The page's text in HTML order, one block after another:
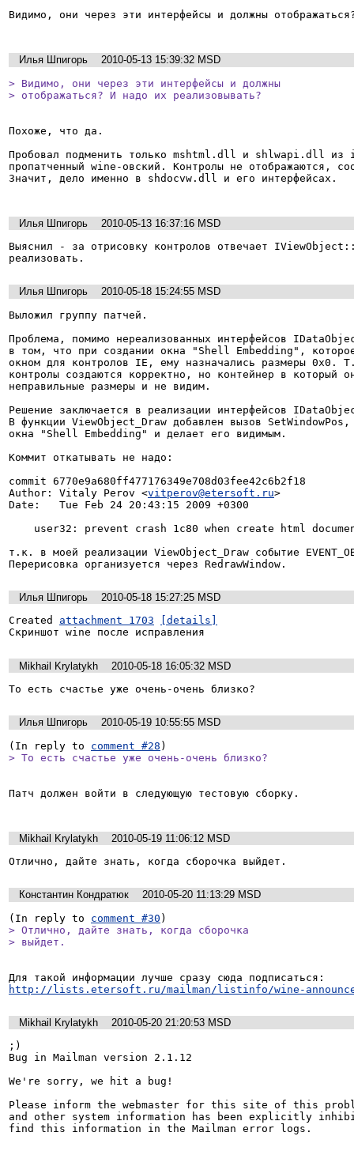
Видимо, они через эти интерфейсы и должны
Илья Шпигорь
2010-05-13 15:39:32 MSD
> Видимо, они через эти интерфейсы и должны
> отображаться? И надо их реализовывать?
Похоже, что да.
Пробовал подменить только mshtml.dll и shlwapi.dll из
пропатченный wine-овский. Контролы не отображаются,
Значит, дело именно в shdocvw.dll и его интерфейсах.
Илья Шпигорь
2010-05-13 16:37:16 MSD
Выяснил - за отрисовку контролов отвечает
реализовать.
Илья Шпигорь
2010-05-18 15:24:55 MSD
Выложил группу патчей.
Проблема, помимо нереализованных интерфейсов
в том, что при создании окна "Shell Embedding", которое
окном для контролов IE, ему назначались размеры 0x0.
контролы создаются корректно, но контейнер в который
неправильные размеры и не видим.
Решение заключается в реализации интерфейсов
В функции ViewObject_Draw добавлен вызов
окна "Shell Embedding" и делает его видимым.
Коммит откатывать не надо:
commit 6770e9a680ff477176349e708d03fee42c6b2f18
Author: Vitaly Perov <vitperov@etersoft.ru>
Date:   Tue Feb 24 20:43:15 2009 +0300
т.к. в моей реализации ViewObject_Draw событие
Перерисовка организуется через RedrawWindow.
Илья Шпигорь
2010-05-18 15:27:25 MSD
Created attachment 1703
[details]
Скриншот wine после исправления
Mikhail Krylatykh
2010-05-18 16:05:32 MSD
То есть счастье уже очень-очень близко?
Илья Шпигорь
2010-05-19 10:55:55 MSD
(In reply to comment #28
> То есть счастье уже очень-очень близко?
Патч должен войти в следующую тестовую сборку.
Mikhail Krylatykh
2010-05-19 11:06:12 MSD
Отлично, дайте знать, когда сборочка выйдет.
Константин Кондратюк
2010-05-20 11:13:29 MSD
(In reply to comment #30
> Отлично, дайте знать, когда сборочка
> выйдет.
http://lists.etersoft.ru/mailman/listinfo/wine-
Mikhail Krylatykh
2010-05-20 21:20:53 MSD
;)
Bug in Mailman version 2.1.12
We're sorry, we hit a bug!
Please inform the webmaster for this site of this
and other system information has been explicitly
find this information in the Mailman error logs.